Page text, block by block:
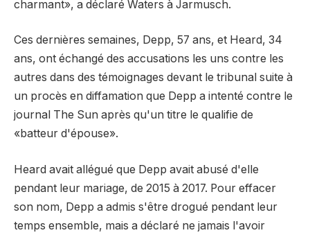
charmant», a déclaré Waters à Jarmusch.
Ces dernières semaines, Depp, 57 ans, et Heard, 34
ans, ont échangé des accusations les uns contre les
autres dans des témoignages devant le tribunal suite à
un procès en diffamation que Depp a intenté contre le
journal The Sun après qu'un titre le qualifie de
«batteur d'épouse».
Heard avait allégué que Depp avait abusé d'elle
pendant leur mariage, de 2015 à 2017. Pour effacer
son nom, Depp a admis s'être drogué pendant leur
temps ensemble, mais a déclaré ne jamais l'avoir